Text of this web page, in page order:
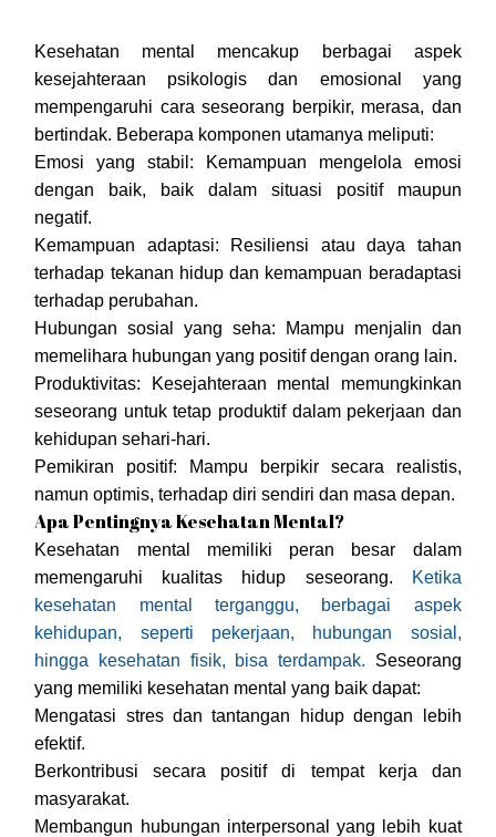
Kesehatan mental mencakup berbagai aspek
kesejahteraan psikologis dan emosional yang
mempengaruhi cara seseorang berpikir, merasa, dan
bertindak. Beberapa komponen utamanya meliputi:
Emosi yang stabil: Kemampuan mengelola emosi
dengan baik, baik dalam situasi positif maupun
negatif.
Kemampuan adaptasi: Resiliensi atau daya tahan
terhadap tekanan hidup dan kemampuan beradaptasi
terhadap perubahan.
Hubungan sosial yang seha: Mampu menjalin dan
memelihara hubungan yang positif dengan orang lain.
Produktivitas: Kesejahteraan mental memungkinkan
seseorang untuk tetap produktif dalam pekerjaan dan
kehidupan sehari-hari.
Pemikiran positif: Mampu berpikir secara realistis,
namun optimis, terhadap diri sendiri dan masa depan.
Apa Pentingnya Kesehatan Mental?
Kesehatan mental memiliki peran besar dalam
memengaruhi kualitas hidup seseorang.
Ketika
kesehatan mental terganggu, berbagai aspek
kehidupan, seperti pekerjaan, hubungan sosial,
hingga kesehatan fisik, bisa terdampak. Seseorang
yang memiliki kesehatan mental yang baik dapat:
Mengatasi stres dan tantangan hidup dengan lebih
efektif.
Berkontribusi secara positif di tempat kerja dan
masyarakat.
Membangun hubungan interpersonal yang lebih kuat